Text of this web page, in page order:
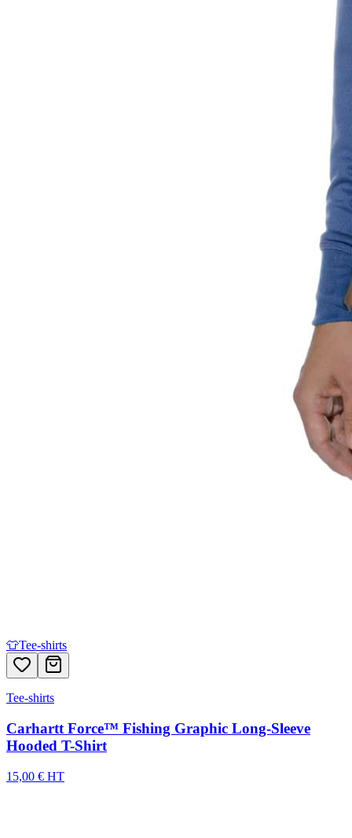
👕Tee-shirts
Tee-shirts
Carhartt Force™ Fishing Graphic Long-Sleeve
Hooded T-Shirt
15,00 € HT